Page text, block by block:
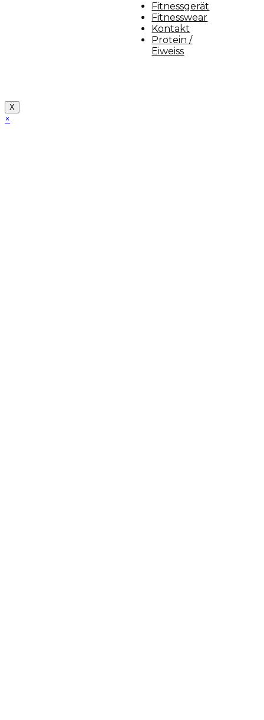
Fitnessgerät
Fitnesswear
Kontakt
Protein /
Eiweiss
X
×